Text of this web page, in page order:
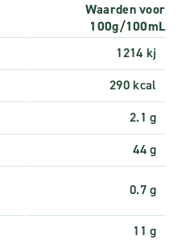
Waarden voor
100g/100mL
1214 kj
290 kcal
2.1 g
44 g
0.7 g
11 g